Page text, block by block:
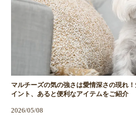
マルチーズの気の強さは愛情深さの現れ
イント、あると便利なアイテムをご紹介
2026/05/08